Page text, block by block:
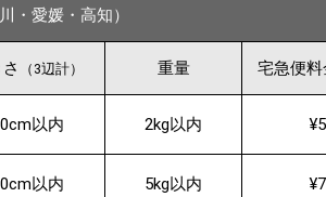
・愛媛・高知）
（3辺計） 重量 宅急便料
以内 2kg以内
以内 5kg以内